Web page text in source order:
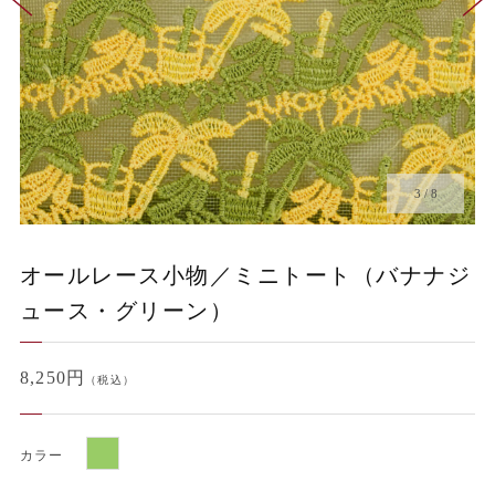
4/8
オールレース小物／ミニトート（バナナジ
ュース・グリーン）
8,250円 （税込）
カラー